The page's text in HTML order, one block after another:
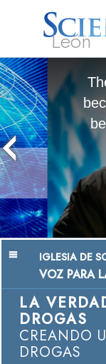
León
L. Ronald
Hubbard
The
because
because
IGLESIA DE
VOZ PARA
LA
DROGAS
CREANDO
DROGAS